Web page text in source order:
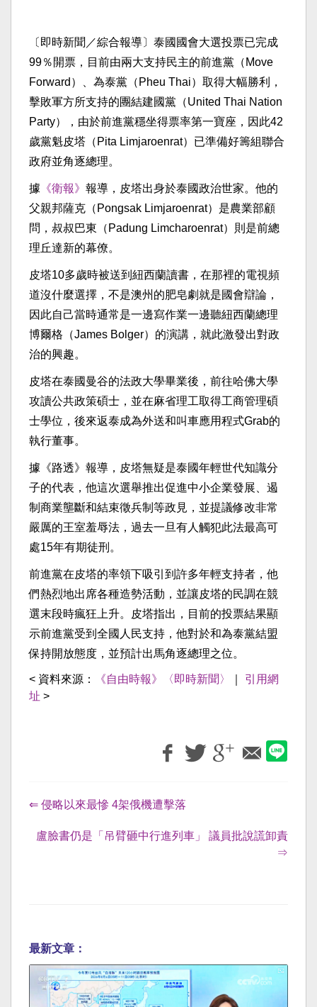
〔即時新聞／綜合報導〕泰國國會大選投票已完成
99％開票，目前由兩大支持民主的前進黨（Move
Forward）、為泰黨（Pheu Thai）取得大幅勝利，
擊敗軍方所支持的團結建國黨（United Thai Nation
Party），由於前進黨穩坐得票率第一寶座，因此42
歲黨魁皮塔（Pita Limjaroenrat）已準備好籌組聯合
政府並角逐總理。
據 《衛報》 報導，皮塔出身於泰國政治世家。他的
父親邦薩克（Pongsak Limjaroenrat）是農業部顧
問，叔叔巴東（Padung Limcharoenrat）則是前總
理丘達新的幕僚。
皮塔10多歲時被送到紐西蘭讀書，在那裡的電視頻
道沒什麼選擇，不是澳州的肥皂劇就是國會辯論，
因此自己當時通常是一邊寫作業一邊聽紐西蘭總理
博爾格（James Bolger）的演講，就此激發出對政
治的興趣。
皮塔在泰國曼谷的法政大學畢業後，前往哈佛大學
攻讀公共政策碩士，並在麻省理工取得工商管理碩
士學位，後來返泰成為外送和叫車應用程式Grab的
執行董事。
據《路透》報導，皮塔無疑是泰國年輕世代知識分
子的代表，他這次選舉推出促進中小企業發展、遏
制商業壟斷和結束徵兵制等政見，並提議修改非常
嚴厲的王室羞辱法，過去一旦有人觸犯此法最高可
處15年有期徒刑。
前進黨在皮塔的率領下吸引到許多年輕支持者，他
們熱烈地出席各種造勢活動，並讓皮塔的民調在競
選末段時瘋狂上升。皮塔指出，目前的投票結果顯
示前進黨受到全國人民支持，他對於和為泰黨結盟
保持開放態度，並預計出馬角逐總理之位。
< 資料來源： 《自由時報》〈即時新聞〉
引用網
址 >
⇐ 侵略以來最慘 4架俄機遭擊落
盧臉書仍是「吊臂砸中行進列車」 議員批說謊卸責
⇒
最新文章：